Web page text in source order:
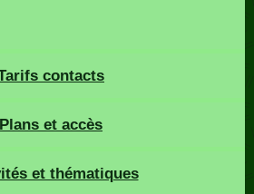
contacts
Plans et accès
et thématiques